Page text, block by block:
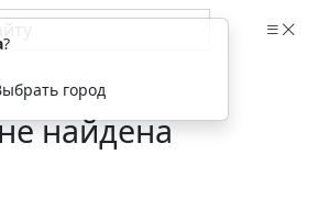
найдена
?
город